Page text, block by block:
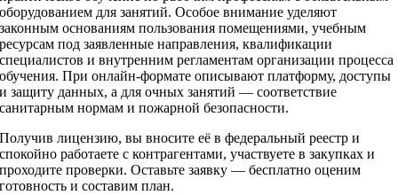
оборудованием для занятий. Особое внимание уделяют
законным основаниям пользования помещениями, учебным
ресурсам под заявленные направления, квалификации
специалистов и внутренним регламентам организации процесса
обучения. При онлайн-формате описывают платформу, доступы
и защиту данных, а для очных занятий — соответствие
санитарным нормам и пожарной безопасности.
Получив лицензию, вы вносите её в федеральный реестр и
спокойно работаете с контрагентами, участвуете в закупках и
проходите проверки. Оставьте заявку — бесплатно оценим
готовность и составим план.